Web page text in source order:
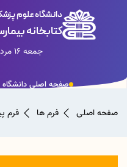
دانشگاه علوم
کتابخانه
جمعه 16 مرداد 1405
صفحه اصلی
صفحه اصلی فرم ها فرم